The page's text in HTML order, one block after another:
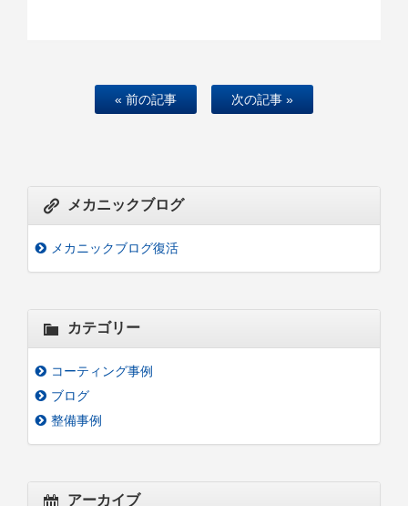
« 前の記事 次の記事 »
メカニックブログ
メカニックブログ復活
カテゴリー
コーティング事例
ブログ
整備事例
アーカイブ